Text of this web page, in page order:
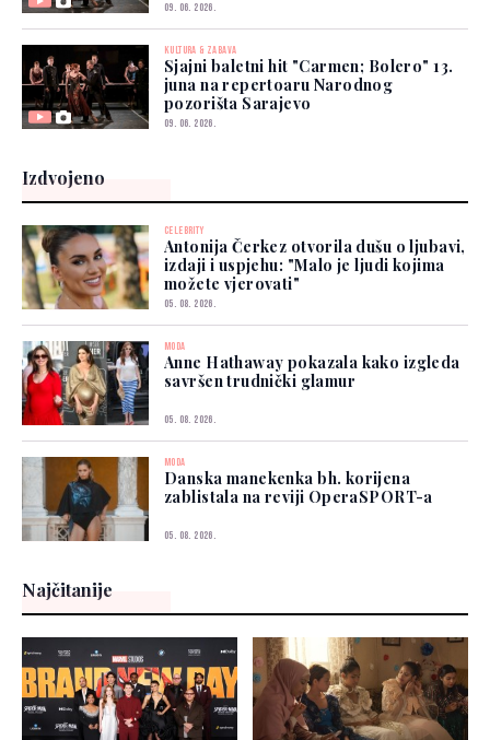
09. 06. 2026.
KULTURA & ZABAVA
Sjajni baletni hit "Carmen; Bolero" 13.
juna na repertoaru Narodnog
pozorišta Sarajevo
09. 06. 2026.
Izdvojeno
CELEBRITY
Antonija Čerkez otvorila dušu o ljubavi,
izdaji i uspjehu: "Malo je ljudi kojima
možete vjerovati"
05. 08. 2026.
MODA
Anne Hathaway pokazala kako izgleda
savršen trudnički glamur
05. 08. 2026.
MODA
Danska manekenka bh. korijena
zablistala na reviji OperaSPORT-a
05. 08. 2026.
Najčitanije